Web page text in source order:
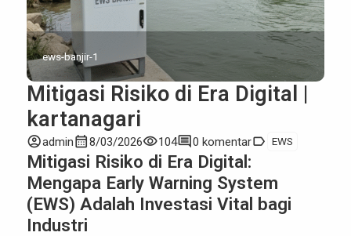
ews-banjir-1
Mitigasi Risiko di Era Digital |
kartanagari
account_circleadmincalendar_month8/03/2026visibility104comment0 komentarlabel EWS
Mitigasi Risiko di Era Digital:
Mengapa Early Warning System
(EWS) Adalah Investasi Vital bagi
Industri